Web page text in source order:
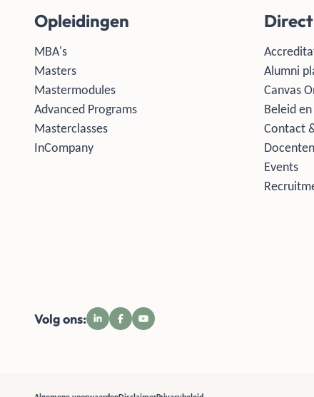
Opleidingen
MBA's
Masters
Mastermodules
Advanced Programs
Masterclasses
InCompany
Alumni
Canvas
Beleid
Contact
Docenten
Events
Volg ons: